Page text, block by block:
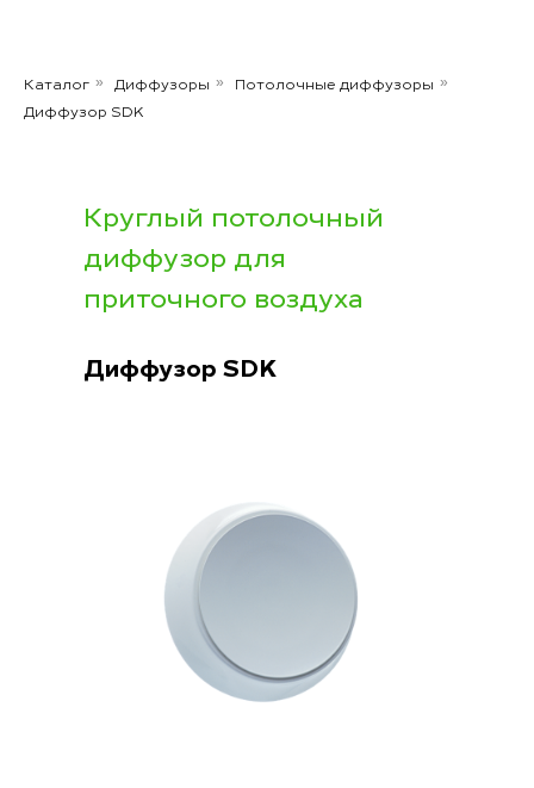
Каталог » Диффузоры » Потолочные диффузоры »
Диффузор SDK
Круглый потолочный
диффузор для
приточного воздуха
Диффузор SDK